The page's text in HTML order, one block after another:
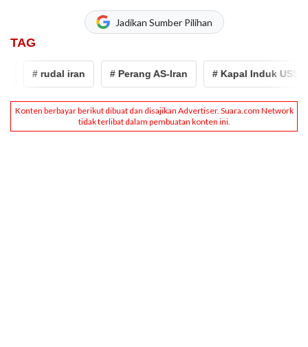
Jadikan Sumber Pilihan
TAG
# rudal iran # Perang AS-Iran # Kapal Induk USS